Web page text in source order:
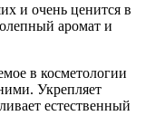
и очень ценится в
аромат и
в косметологии
Укрепляет
естественный